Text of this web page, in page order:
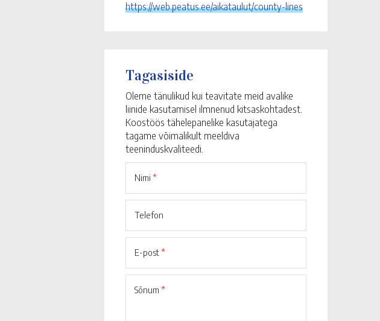
https://web.peatus.ee/aikataulut/county-lines
Tagasiside
Oleme tänulikud kui teavitate meid avalike
liinide kasutamisel ilmnenud kitsaskohtadest.
Koostöös tähelepanelike kasutajatega
tagame võimalikult meeldiva
teeninduskvaliteedi.
Nimi *
Telefon
E-post*
Sõnum *